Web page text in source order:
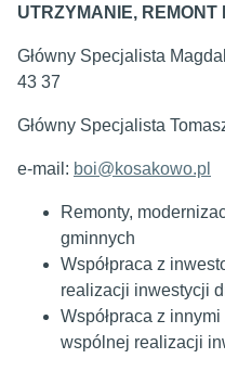
UTRZYMANIE,
Główny Specjalista
43 37
Główny Specjalista
e-mail: boi@kosakowo.pl
Remonty,
gminnych
Współpraca z
realizacji inwestycji
Współpraca z
wspólnej realizacji